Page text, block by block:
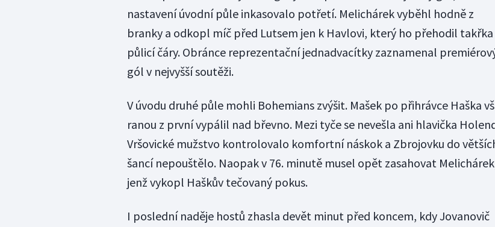
nastavení úvodní půle inkasovalo potřetí. Melichárek vyběhl hodně z
branky a odkopl míč před Lutsem jen k Havlovi, který ho přehodil takřka
půlicí čáry. Obránce reprezentační jednadvacítky zaznamenal
gól v nejvyšší soutěži.
V úvodu druhé půle mohli Bohemians zvýšit. Mašek po přihrávce Haška
ranou z první vypálil nad břevno. Mezi tyče se nevešla ani hlavička
Vršovické mužstvo kontrolovalo komfortní náskok a Zbrojovku do
šancí nepouštělo. Naopak v 76. minutě musel opět zasahovat
jenž vykopl Haškův tečovaný pokus.
I poslední naděje hostů zhasla devět minut před koncem, kdy Jovanovič